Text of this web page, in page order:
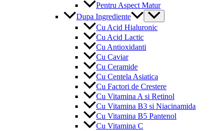
Pentru Aspect Matur
Dupa Ingrediente
Menu
Toggle
Cu Acid Hialuronic
Cu Acid Lactic
Cu Antioxidanti
Cu Caviar
Cu Ceramide
Cu Centela Asiatica
Cu Factori de Crestere
Cu Vitamina A si Retinol
Cu Vitamina B3 si Niacinamida
Cu Vitamina B5 Pantenol
Cu Vitamina C